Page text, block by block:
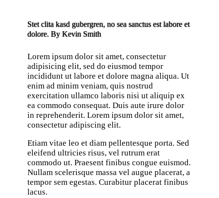
Stet clita kasd gubergren, no sea sanctus est labore et
dolore. By Kevin Smith
Lorem ipsum dolor sit amet, consectetur
adipisicing elit, sed do eiusmod tempor
incididunt ut labore et dolore magna aliqua. Ut
enim ad minim veniam, quis nostrud
exercitation ullamco laboris nisi ut aliquip ex
ea commodo consequat. Duis aute irure dolor
in reprehenderit. Lorem ipsum dolor sit amet,
consectetur adipiscing elit.
Etiam vitae leo et diam pellentesque porta. Sed
eleifend ultricies risus, vel rutrum erat
commodo ut. Praesent finibus congue euismod.
Nullam scelerisque massa vel augue placerat, a
tempor sem egestas. Curabitur placerat finibus
lacus.